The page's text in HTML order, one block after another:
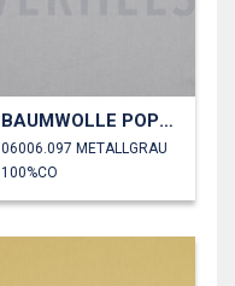
BAUMWOLLE POPELINE
06006.097 METALLGRAU
100%CO